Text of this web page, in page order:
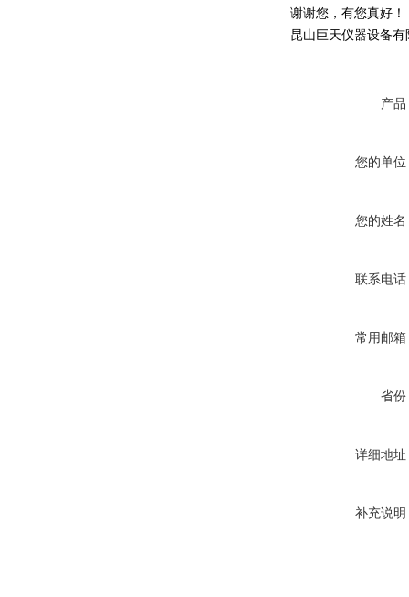
谢谢您，有您真好！
昆山巨天仪器设备
产品
您的单位
您的姓名
联系电话
常用邮箱
省份
详细地址
补充说明